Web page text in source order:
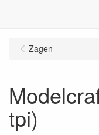
Zagen
tpi)